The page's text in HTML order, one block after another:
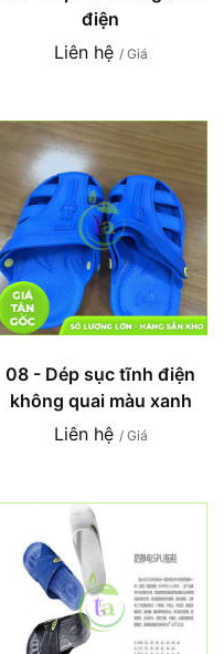
điện
Liên hệ / Giá
08 - Dép sục tĩnh điện
không quai màu xanh
Liên hệ / Giá